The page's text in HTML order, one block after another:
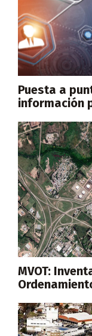
Puesta a
información
MVOT: